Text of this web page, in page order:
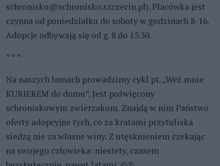
schronisko@schronisko.szczecin.pl). Placówka jest
czynna od poniedziałku do soboty w godzinach 8-16.
Adopcje odbywają się od g. 8 do 15.30.
* * *
Na naszych łamach prowadzimy cykl pt. „Weź mnie
KURIEREM do domu”. Jest poświęcony
schroniskowym zwierzakom. Znajdą w nim Państwo
oferty adopcyjne tych, co za kratami przytuliska
siedzą nie za własne winy. Z utęsknieniem czekając
na swojego człowieka: niestety, czasem